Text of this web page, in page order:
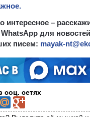
интересное –
для
писем: mayak-
соц. сетях